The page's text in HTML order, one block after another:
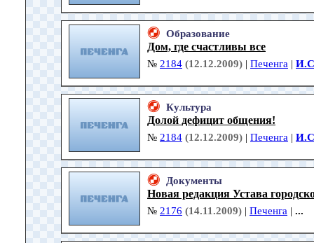
Образование
Дом, где счастливы все
№ 2184 (12.12.2009) | Печенга |
Культура
Долой дефицит общения!
№ 2184 (12.12.2009) | Печенга |
Документы
Новая редакция Устава
№ 2176 (14.11.2009) | Печенга | ...